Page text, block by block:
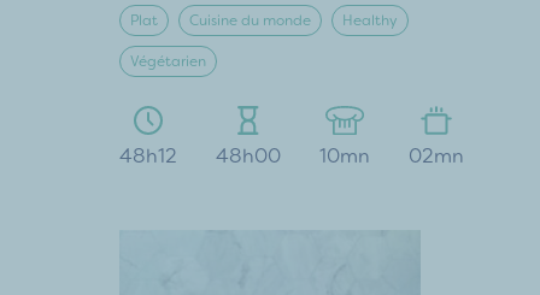
Plat Cuisine du monde Healthy
Végétarien
48h12 48h00 10mn 02mn